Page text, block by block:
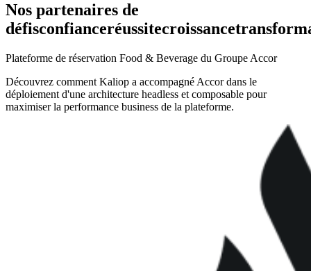
Nos partenaires de
défisconfianceréussitecroissance
Plateforme de réservation Food & Beverage du Groupe Accor
Découvrez comment Kaliop a accompagné Accor dans le
déploiement d'une architecture headless et composable pour
maximiser la performance business de la plateforme.